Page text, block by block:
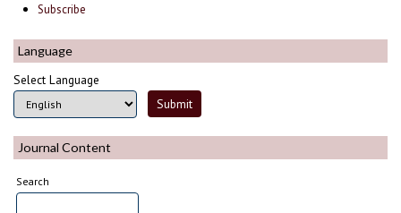
Subscribe
Language
Select Language
Journal Content
Search